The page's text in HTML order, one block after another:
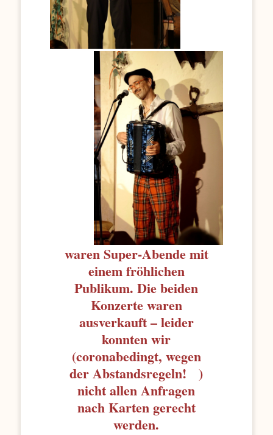
waren Super-Abende mit
einem fröhlichen
Publikum. Die beiden
Konzerte waren
ausverkauft – leider
konnten wir
(coronabedingt, wegen
der Abstandsregeln! )
nicht allen Anfragen
nach Karten gerecht
werden.